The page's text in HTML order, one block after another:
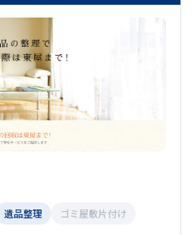
遺品整理
ゴミ屋敷片付け